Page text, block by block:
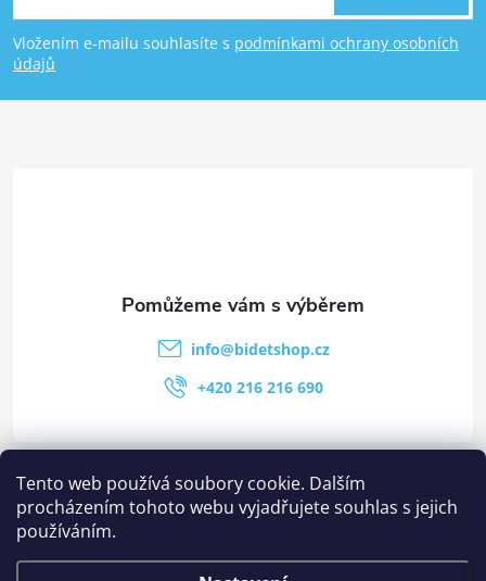
Tento web používá soubory cookie. Dalším
procházením tohoto webu vyjadřujete souhlas s jejich
používáním.
Vložením e-mailu souhlasíte s podmínkami ochrany osobních
údajů
Kategorie
Stránky
info@bidetshop.cz
+420 216 216 690